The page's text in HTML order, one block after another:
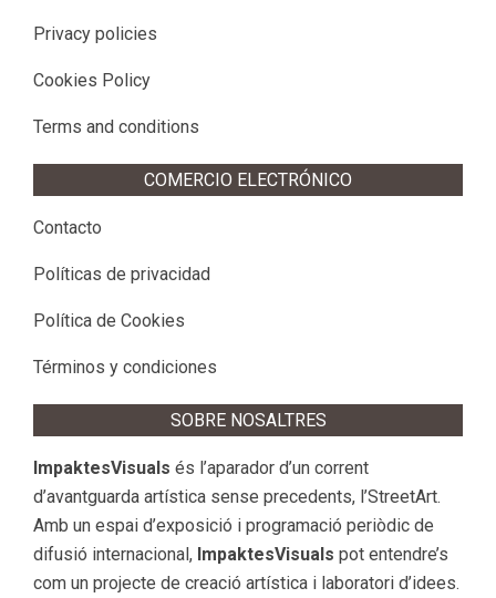
Privacy policies
Cookies Policy
Terms and conditions
COMERCIO ELECTRÓNICO
Contacto
Políticas de privacidad
Política de Cookies
Términos y condiciones
SOBRE NOSALTRES
ImpaktesVisuals és l’aparador d’un corrent
d’avantguarda artística sense precedents, l’StreetArt.
Amb un espai d’exposició i programació periòdic de
difusió internacional, ImpaktesVisuals pot entendre’s
com un projecte de creació artística i laboratori d’idees.